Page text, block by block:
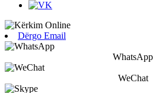
Dërgo Email
WhatsApp
WeChat